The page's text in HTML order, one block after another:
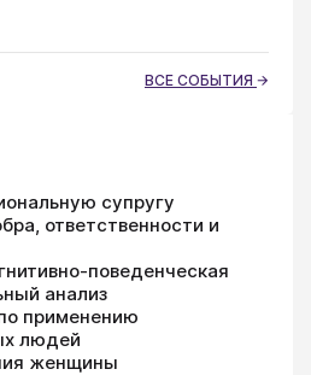
ВСЕ СОБЫТИЯ
супругу
ответственности и
поведенческая
анализ
применению
людей
женщины